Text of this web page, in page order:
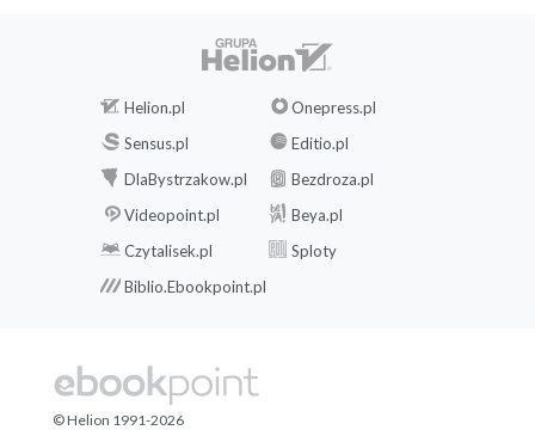
Helion.pl
Onepress.pl
Sensus.pl
Editio.pl
DlaBystrzakow.pl
Bezdroza.pl
Videopoint.pl
Beya.pl
Czytalisek.pl
Sploty
Biblio.Ebookpoint.pl
© Helion 1991-2026